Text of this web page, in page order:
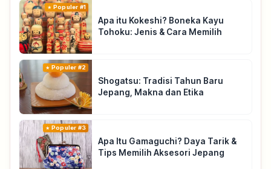
Populer #1
Apa itu Kokeshi? Boneka Kayu
Tohoku: Jenis & Cara Memilih
Populer #2
Shogatsu: Tradisi Tahun Baru
Jepang, Makna dan Etika
Populer #3
Apa Itu Gamaguchi? Daya Tarik &
Tips Memilih Aksesori Jepang